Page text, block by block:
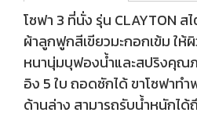
โซฟา 3 ที่นั่ง รุ่น CLAYTON ส
ผ้าลูกฟูกสีเขียวมะกอกเข้ม ให้
หนานุ่มบุฟองน้ำและสปริงคุณ
อิง 5 ใบ ถอดซักได้ ขาโซฟาท
ด้านล่าง สามารถรับน้ำหนักได้